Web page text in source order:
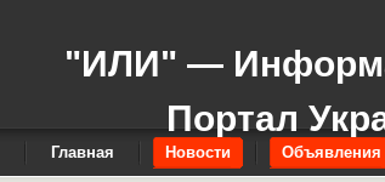
"ИЛИ" —
Портал
Главная Новости Объявления